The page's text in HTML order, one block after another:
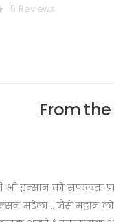
5 Reviews
From
इन्सान को सफलता
नेल्सन मंडेला... जैसे